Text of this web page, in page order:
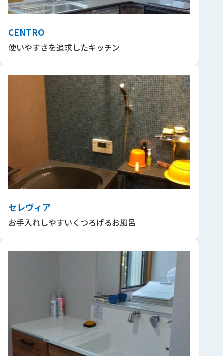
CENTRO
使いやすさを追求したキッチン
セレヴィア
お手入れしやすいくつろげるお風呂